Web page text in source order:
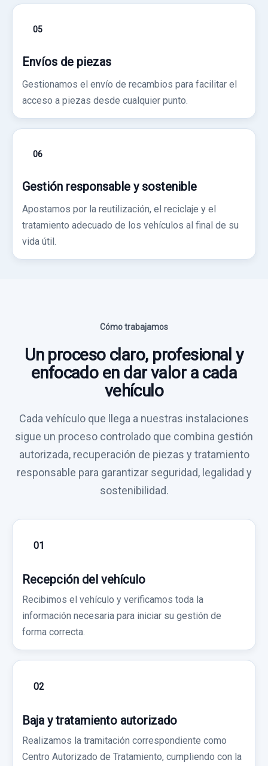
05
Envíos de piezas
Gestionamos el envío de recambios para facilitar el
acceso a piezas desde cualquier punto.
06
Gestión responsable y sostenible
Apostamos por la reutilización, el reciclaje y el
tratamiento adecuado de los vehículos al final de su
vida útil.
Cómo trabajamos
Un proceso claro, profesional y
enfocado en dar valor a cada
vehículo
Cada vehículo que llega a nuestras instalaciones
sigue un proceso controlado que combina gestión
autorizada, recuperación de piezas y tratamiento
responsable para garantizar seguridad, legalidad y
sostenibilidad.
01
Recepción del vehículo
Recibimos el vehículo y verificamos toda la
información necesaria para iniciar su gestión de
forma correcta.
02
Baja y tratamiento autorizado
Realizamos la tramitación correspondiente como
Centro Autorizado de Tratamiento, cumpliendo con la